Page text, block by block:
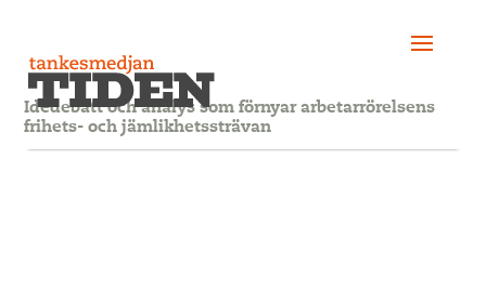
Idédebatt och analys som förnyar arbetarrörelsens
frihets- och jämlikhetssträvan